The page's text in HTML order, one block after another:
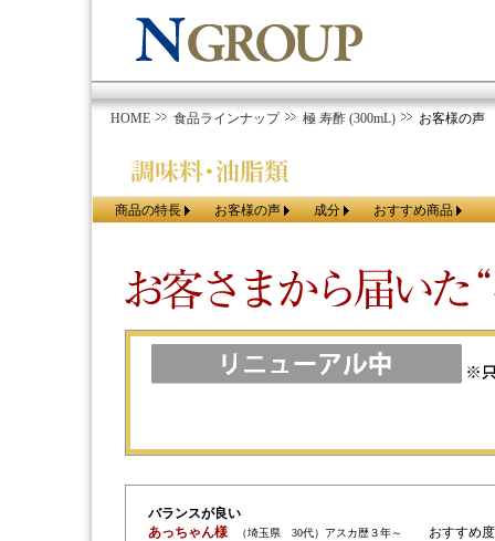
HOME 食品ラインナップ 極 寿酢 (300mL) お客様の声
商品の特長 お客様の声 成分 おすすめ商品
バランスが良い
あっちゃん様
（埼玉県 30代）アスカ歴３年～ おすすめ度